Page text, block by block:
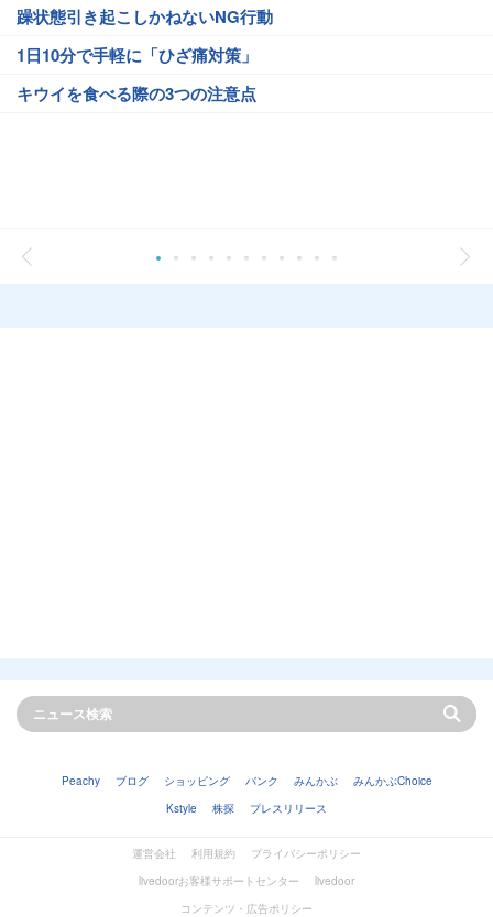
躁状態引き起こしかねないNG行動
1日10分で手軽に「ひざ痛対策」
キウイを食べる際の3つの注意点
Peachy ブログ ショッピング バンク みんかぶ
みんかぶChoice
Kstyle
株探 プレスリリース
運営会社 利用規約
プライバシーポリシー
livedoorお客様サポートセンター
livedoor
コンテンツ・広告ポリシー